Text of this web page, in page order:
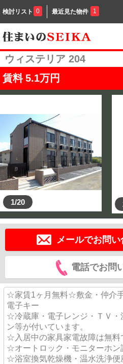
検討リスト 0 最近見た物件 1
ウィステリア 204
賃料 5.1万円
1/20
メールでお問
電話でお問
☆家賃1ヶ月無料☆敷金・仲介
電子キー
☆冷蔵庫・電子レンジ・ＴＶ・
ン等が付いています。
☆入居中の家具家電故障は無料
☆オートロック・モニターホ
☆浴室換気乾燥機・温水洗浄便